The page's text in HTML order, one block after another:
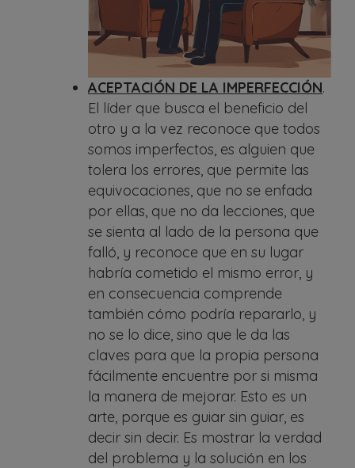
ACEPTACIÓN DE LA IMPERFECCIÓN.
El líder que busca el beneficio del
otro y a la vez reconoce que todos
somos imperfectos, es alguien que
tolera los errores, que permite las
equivocaciones, que no se enfada
por ellas, que no da lecciones, que
se sienta al lado de la persona que
falló, y reconoce que en su lugar
habría cometido el mismo error, y
en consecuencia comprende
también cómo podría repararlo, y
no se lo dice, sino que le da las
claves para que la propia persona
fácilmente encuentre por si misma
la manera de mejorar. Esto es un
arte, porque es guiar sin guiar, es
decir sin decir. Es mostrar la verdad
del problema y la solución en los